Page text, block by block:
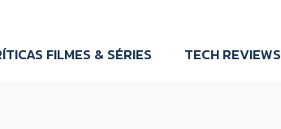
FILMES & SÉRIES TECH REVIEWS